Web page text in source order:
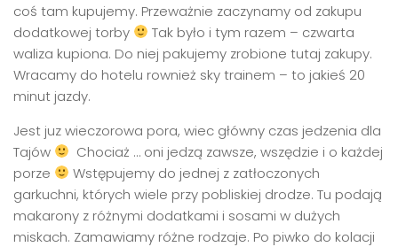
coś tam kupujemy. Przeważnie zaczynamy od zakupu
dodatkowej torby
Tak było i tym razem – czwarta
waliza kupiona. Do niej pakujemy zrobione tutaj zakupy.
Wracamy do hotelu rownież sky trainem – to jakieś 20
minut jazdy.
Jest juz wieczorowa pora, wiec główny czas jedzenia dla
Tajów
Chociaż … oni jedzą zawsze, wszędzie i o każdej
porze
Wstępujemy do jednej z zatłoczonych
garkuchni, których wiele przy pobliskiej drodze. Tu podają
makarony z różnymi dodatkami i sosami w dużych
miskach. Zamawiamy różne rodzaje. Po piwko do kolacji